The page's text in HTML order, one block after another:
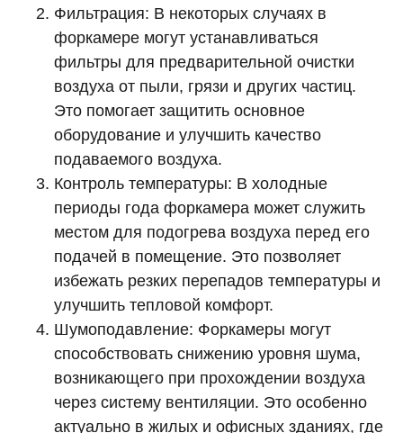
Фильтрация: В некоторых случаях в
форкамере могут устанавливаться
фильтры для предварительной очистки
воздуха от пыли, грязи и других частиц.
Это помогает защитить основное
оборудование и улучшить качество
подаваемого воздуха.
Контроль температуры: В холодные
периоды года форкамера может служить
местом для подогрева воздуха перед его
подачей в помещение. Это позволяет
избежать резких перепадов температуры и
улучшить тепловой комфорт.
Шумоподавление: Форкамеры могут
способствовать снижению уровня шума,
возникающего при прохождении воздуха
через систему вентиляции. Это особенно
актуально в жилых и офисных зданиях, где